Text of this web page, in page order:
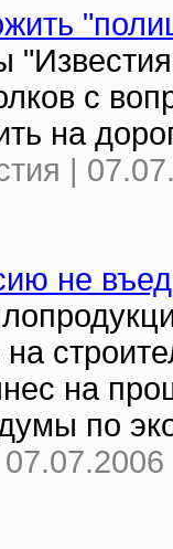
с
на
|
не
на
на
по